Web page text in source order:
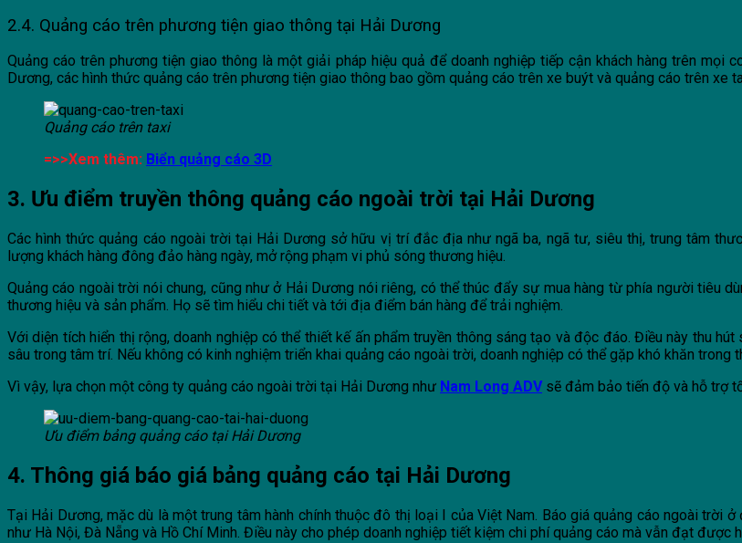
2.4. Quảng cáo trên phương tiện giao thông tại Hải Dương
Quảng cáo trên phương tiện giao thông là một giải pháp hiệu quả để doanh nghiệp tiếp cận khách hàng trên mọi
Dương, các hình thức quảng cáo trên phương tiện giao thông bao gồm quảng cáo trên xe buýt và quảng cáo trên xe
Quảng cáo trên taxi
=>>Xem thêm: Biển quảng cáo 3D
3. Ưu điểm truyền thông quảng cáo ngoài trời tại Hải Dương
Các hình thức quảng cáo ngoài trời tại Hải Dương sở hữu vị trí đắc địa như ngã ba, ngã tư, siêu thị, trung tâm
lượng khách hàng đông đảo hàng ngày, mở rộng phạm vi phủ sóng thương hiệu.
Quảng cáo ngoài trời nói chung, cũng như ở Hải Dương nói riêng, có thể thúc đẩy sự mua hàng từ phía người tiêu
thương hiệu và sản phẩm. Họ sẽ tìm hiểu chi tiết và tới địa điểm bán hàng để trải nghiệm.
Với diện tích hiển thị rộng, doanh nghiệp có thể thiết kế ấn phẩm truyền thông sáng tạo và độc đáo. Điều này thu
sâu trong tâm trí. Nếu không có kinh nghiệm triển khai quảng cáo ngoài trời, doanh nghiệp có thể gặp khó khăn trong
Vì vậy, lựa chọn một công ty quảng cáo ngoài trời tại Hải Dương như Nam Long ADVsẽ đảm bảo tiến độ và hỗ trợ
Ưu điểm bảng quảng cáo tại Hải Dương
4. Thông giá báo giá bảng quảng cáo tại Hải Dương
Tại Hải Dương, mặc dù là một trung tâm hành chính thuộc đô thị loại I của Việt Nam. Báo giá quảng cáo ngoài trời
như Hà Nội, Đà Nẵng và Hồ Chí Minh. Điều này cho phép doanh nghiệp tiết kiệm chi phí quảng cáo mà vẫn đạt được